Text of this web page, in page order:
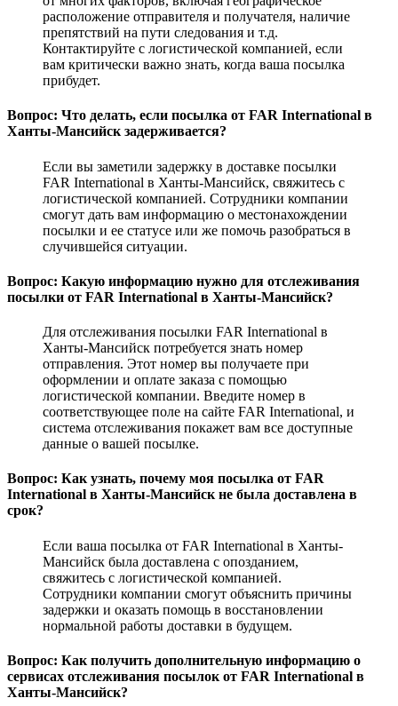
расположение отправителя и получателя, наличие
препятствий на пути следования и т.д.
Контактируйте с логистической компанией, если
вам критически важно знать, когда ваша посылка
прибудет.
Вопрос: Что делать, если посылка от FAR International в
Ханты-Мансийск задерживается?
Если вы заметили задержку в доставке посылки
FAR International в Ханты-Мансийск, свяжитесь с
логистической компанией. Сотрудники компании
смогут дать вам информацию о местонахождении
посылки и ее статусе или же помочь разобраться в
случившейся ситуации.
Вопрос: Какую информацию нужно для отслеживания
посылки от FAR International в Ханты-Мансийск?
Для отслеживания посылки FAR International в
Ханты-Мансийск потребуется знать номер
отправления. Этот номер вы получаете при
оформлении и оплате заказа с помощью
логистической компании. Введите номер в
соответствующее поле на сайте FAR International, и
система отслеживания покажет вам все доступные
данные о вашей посылке.
Вопрос: Как узнать, почему моя посылка от FAR
International в Ханты-Мансийск не была доставлена в
срок?
Если ваша посылка от FAR International в Ханты-
Мансийск была доставлена с опозданием,
свяжитесь с логистической компанией.
Сотрудники компании смогут объяснить причины
задержки и оказать помощь в восстановлении
нормальной работы доставки в будущем.
Вопрос: Как получить дополнительную информацию о
сервисах отслеживания посылок от FAR International в
Ханты-Мансийск?